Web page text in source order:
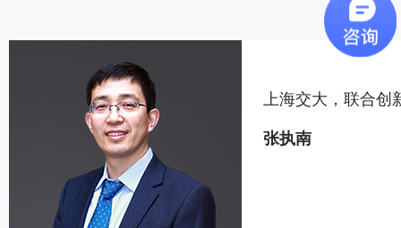
上海交大，联合
张执南